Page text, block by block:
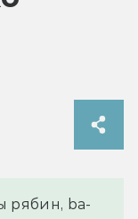
рябин, ba-